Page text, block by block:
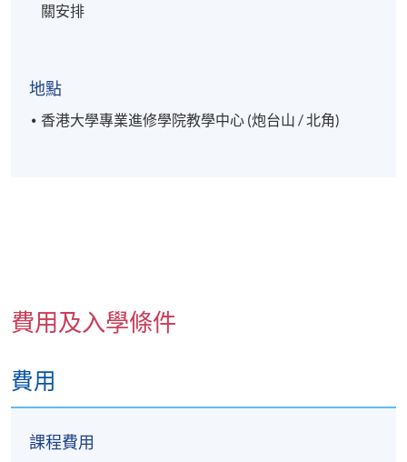
關安排
地點
香港大學專業進修學院教學中心 (炮台山 / 北角)
費用及入學條件
費用
課程費用